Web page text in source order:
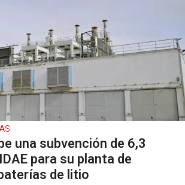
una subvención de 6,3
para su planta de
de litio